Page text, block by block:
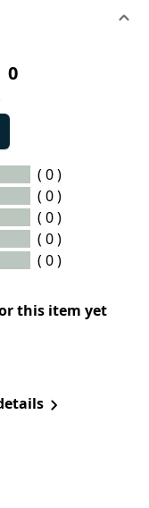
0
( 0 )
( 0 )
( 0 )
( 0 )
( 0 )
this item yet